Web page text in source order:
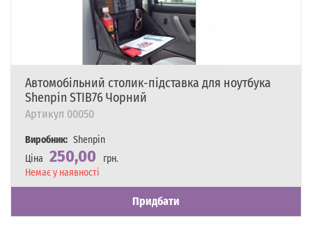
Автомобільний столик-підставка для ноутбука
Shenpin STIB76 Чорний
Артикул 00050
Виробник: Shenpin
Ціна 250,00
грн.
Наявність
Немає у наявності
Придбати